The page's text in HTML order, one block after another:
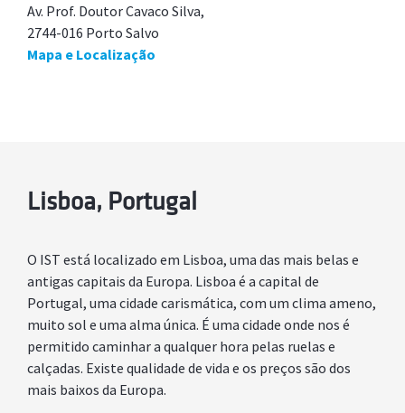
Av. Prof. Doutor Cavaco Silva,
2744-016 Porto Salvo
Mapa e Localização
Lisboa, Portugal
O IST está localizado em Lisboa, uma das mais belas e
antigas capitais da Europa. Lisboa é a capital de
Portugal, uma cidade carismática, com um clima ameno,
muito sol e uma alma única. É uma cidade onde nos é
permitido caminhar a qualquer hora pelas ruelas e
calçadas. Existe qualidade de vida e os preços são dos
mais baixos da Europa.